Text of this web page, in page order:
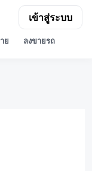
ย ลงขายรถ
เข้าสู่ระบบ